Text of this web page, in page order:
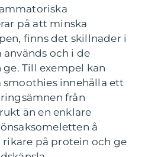
på att minska
finns det skillnader i
och i de
Till exempel kan
innehålla ett
från
än en enklare
å
rikare på protein och ge